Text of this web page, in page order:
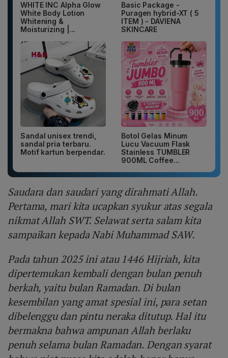
WHITE INC Alpha Glow
White Body Lotion
Whitening &
Moisturizing |...
Basic Package -
Puragen hybrid-XT ( 5
ITEM ) - DAVIENA
SKINCARE
Sandal unisex trendi,
sandal pria terbaru.
Motif kartun berpendar.
Botol Gelas Minum
Lucu Vacuum Flask
Stainless TUMBLER
900ML Coffee...
Saudara dan saudari yang dirahmati Allah.
Pertama, mari kita ucapkan syukur atas segala
nikmat Allah SWT. Selawat serta salam kita
sampaikan kepada Nabi Muhammad SAW.
Pada tahun 2025 ini atau 1446 Hijriah, kita
dipertemukan kembali dengan bulan penuh
berkah, yaitu bulan Ramadan. Di bulan
kesembilan yang amat spesial ini, para setan
dibelenggu dan pintu neraka ditutup. Hal itu
bermakna bahwa ampunan Allah berlaku
penuh selama bulan Ramadan. Dengan syarat